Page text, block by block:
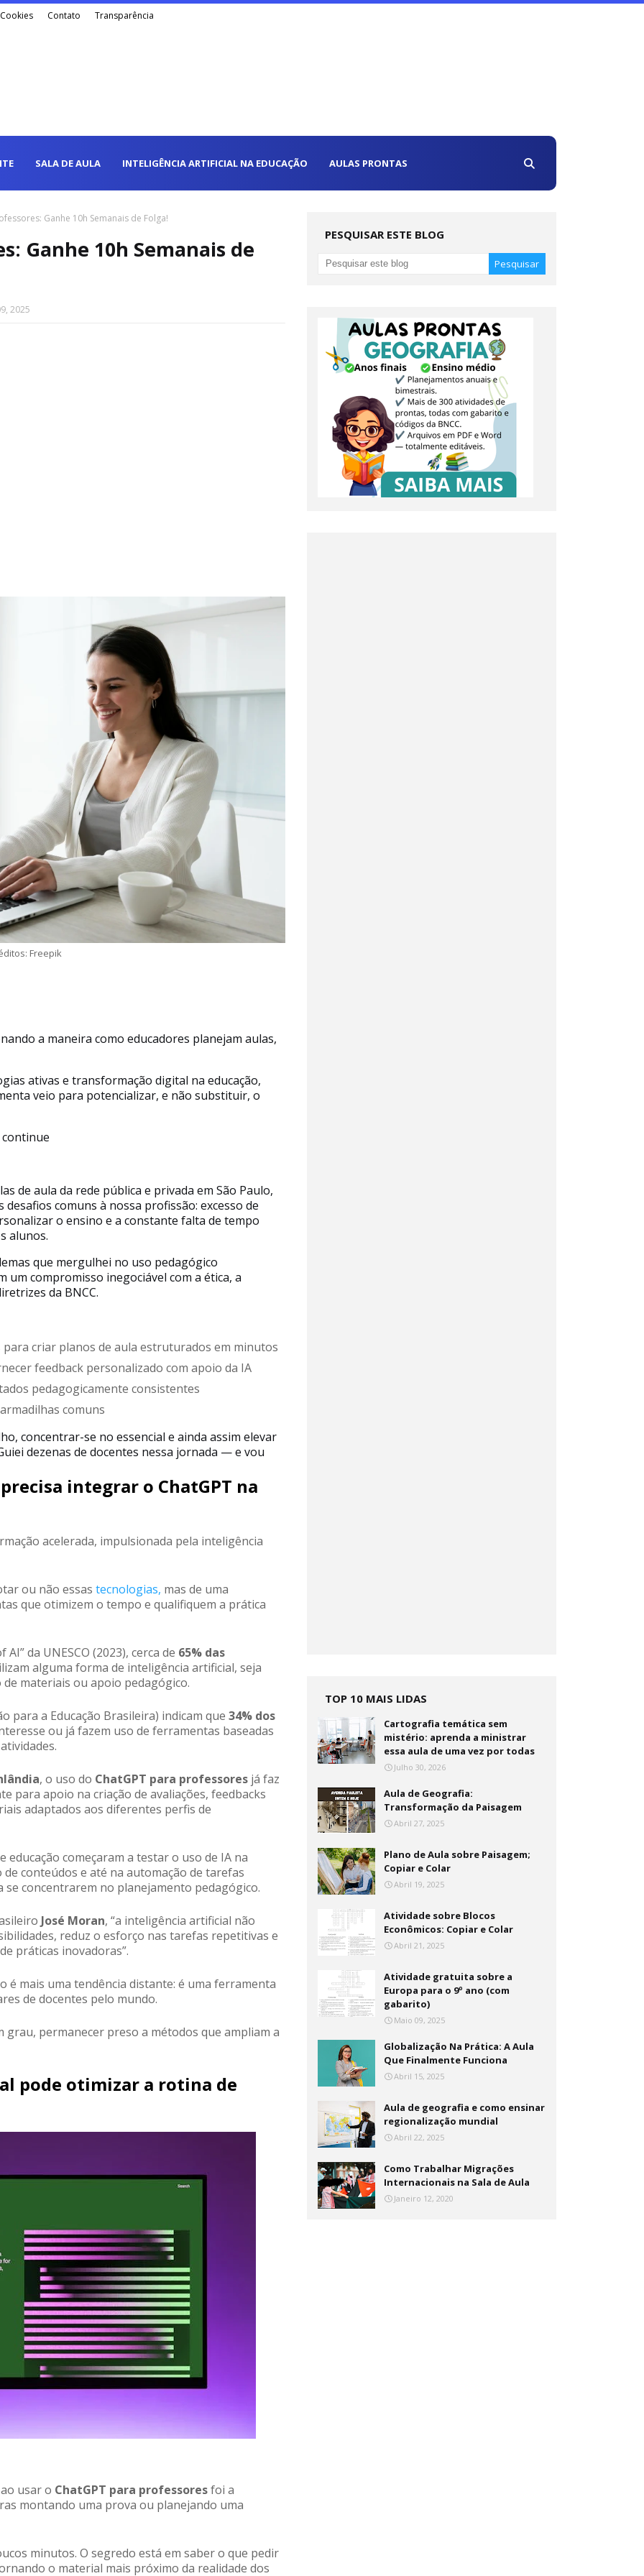
Contato Transparência
SALA DE AULA INTELIGÊNCIA ARTIFICIAL NA EDUCAÇÃO AULAS PRONTAS
Ganhe 10h Semanais de Folga!
Ganhe 10h Semanais de
2025
Freepik
a maneira como educadores planejam aulas,
ativas e transformação digital na educação,
veio para potencializar, e não substituir, o
continue
de aula da rede pública e privada em São Paulo,
comuns à nossa profissão: excesso de
o ensino e a constante falta de tempo
alunos.
que mergulhei no uso pedagógico
um compromisso inegociável com a ética, a
da BNCC.
criar planos de aula estruturados em minutos
feedback personalizado com apoio da IA
pedagogicamente consistentes
comuns
concentrar-se no essencial e ainda assim elevar
dezenas de docentes nessa jornada — e vou
integrar o ChatGPT na
acelerada, impulsionada pela inteligência
ou não essas tecnologias, mas de uma
que otimizem o tempo e qualifiquem a prática
da UNESCO (2023), cerca de 65% das
alguma forma de inteligência artificial, seja
materiais ou apoio pedagógico.
para a Educação Brasileira) indicam que 34% dos
ou já fazem uso de ferramentas baseadas
, o uso do ChatGPT para professores já faz
para apoio na criação de avaliações, feedbacks
adaptados aos diferentes perfis de
começaram a testar o uso de IA na
conteúdos e até na automação de tarefas
concentrarem no planejamento pedagógico.
José Moran, “a inteligência artificial não
reduz o esforço nas tarefas repetitivas e
práticas inovadoras”.
é mais uma tendência distante: é uma ferramenta
de docentes pelo mundo.
permanecer preso a métodos que ampliam a
pode otimizar a rotina de
usar o ChatGPT para professoresfoi a
montando uma prova ou planejando uma
minutos. O segredo está em saber o que pedir
o material mais próximo da realidade dos
PESQUISAR ESTE BLOG
TOP 10 MAIS LIDAS
Cartografia temática sem
mistério: aprenda a ministrar
essa aula de uma vez por todas
Julho 30, 2026
Aula de Geografia:
Transformação da Paisagem
Abril 27, 2025
Plano de Aula sobre Paisagem;
Copiar e Colar
Abril 19, 2025
Atividade sobre Blocos
Econômicos: Copiar e Colar
Abril 21, 2025
Atividade gratuita sobre a
Europa para o 9º ano (com
gabarito)
Maio 09, 2025
Globalização Na Prática: A Aula
Que Finalmente Funciona
Abril 15, 2025
Aula de geografia e como ensinar
regionalização mundial
Abril 22, 2025
Como Trabalhar Migrações
Internacionais na Sala de Aula
Janeiro 12, 2020